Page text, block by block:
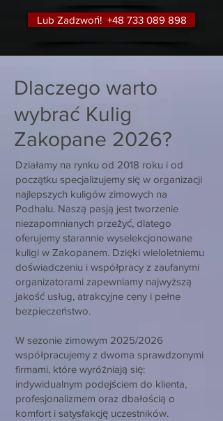
Lub Zadzwoń! +48 733 089 898
Dlaczego warto
wybrać Kulig
Zakopane 2026?
Działamy na rynku od 2018 roku i od
początku specjalizujemy się w organizacji
najlepszych kuligów zimowych na
Podhalu. Naszą pasją jest tworzenie
niezapomnianych przeżyć, dlatego
oferujemy starannie wyselekcjonowane
kuligi w Zakopanem. Dzięki wieloletniemu
doświadczeniu i współpracy z zaufanymi
organizatorami zapewniamy najwyższą
jakość usług, atrakcyjne ceny i pełne
bezpieczeństwo.
W sezonie zimowym 2025/2026
współpracujemy z dwoma sprawdzonymi
firmami, które wyróżniają się:
indywidualnym podejściem do klienta,
profesjonalizmem oraz dbałością o
komfort i satysfakcję uczestników.